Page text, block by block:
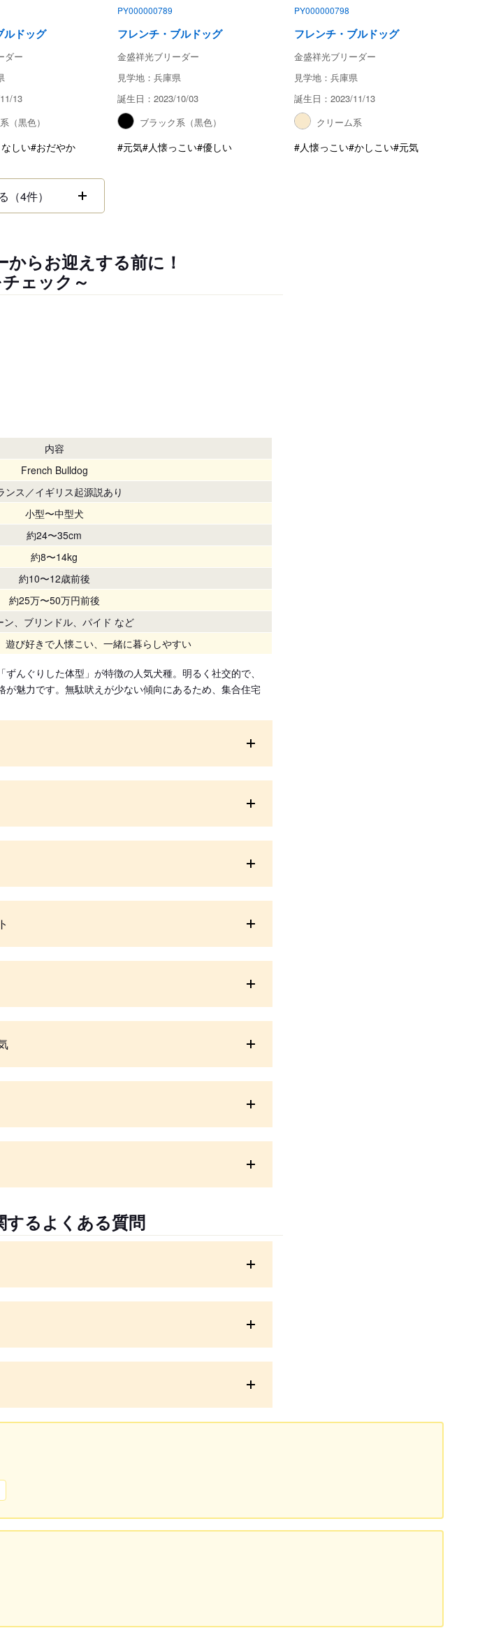
ルドッグ
ダー
13
（黒色）
しい#おだやか
PY000000789
フレンチ・ブルドッグ
金盛祥光ブリーダー
見学地：兵庫県
誕生日：2023/10/03
ブラック系（黒色）
#元気#人懐っこい#優しい
PY000000798
フレンチ・ブルドッグ
金盛祥光ブリーダー
見学地：兵庫県
誕生日：2023/11/13
クリーム系
#人懐っこい#かしこい#元気
（4件）
らお迎えする前に！
ェック～
内容
French Bulldog
ンス／イギリス起源説あり
小型〜中型犬
約24〜35cm
約8〜14kg
約10〜12歳前後
約25万〜50万円前後
ン、ブリンドル、パイド など
遊び好きで人懐こい、一緒に暮らしやすい
んぐりした体型」が特徴の人気犬種。明るく社交的で、
魅力です。無駄吠えが少ない傾向にあるため、集合住宅
するよくある質問